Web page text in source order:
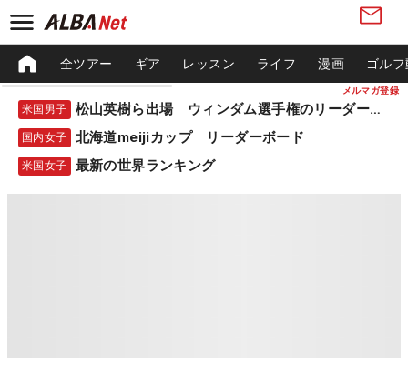
メルマガ登録
全ツアー ギア レッスン ライフ 漫画 ゴル
米国男子 松山英樹ら出場 ウィンダム選手権のリーダーボード
国内女子 北海道meijiカップ リーダーボード
米国女子 最新の世界ランキング